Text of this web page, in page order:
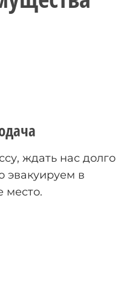
ждать нас долго
эвакуируем в
место.